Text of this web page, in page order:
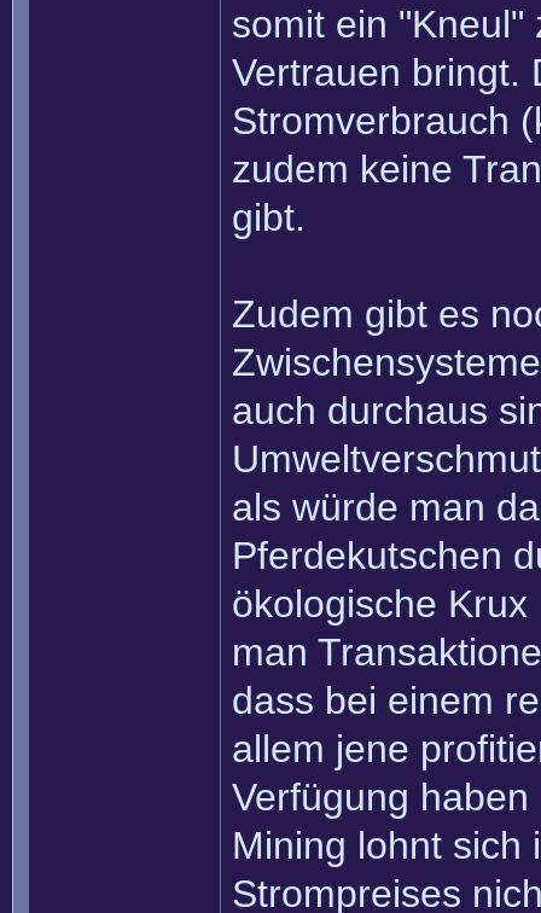
somit ein "Kneul"
Vertrauen bringt.
Stromverbrauch
zudem keine
gibt.
Zudem gibt es
auch durchaus
als würde man
Pferdekutschen
ökologische
man
dass bei einem
allem jene
Verfügung
Mining lohnt sich
Strompreises